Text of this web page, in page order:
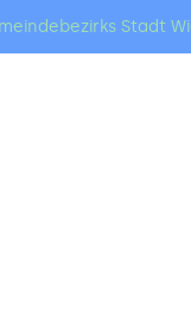
Stadt